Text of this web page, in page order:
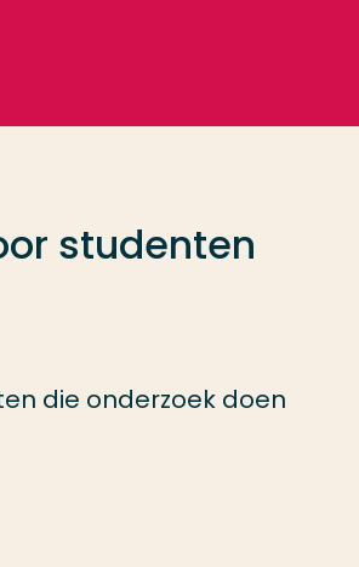
studenten
die onderzoek doen